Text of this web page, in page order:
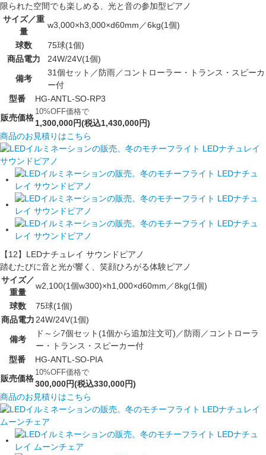
限られた空間でも楽しめる、光と音の参加型ピアノ
サイズ／重
量
w3,000×h3,000×d60mm／6kg(1個)
球数
75球(1個)
商品電力
24W/24V(1個)
備考
31個セット／防雨／コントローラー・トランス・スピーカ
ー付
型番
HG-ANTL-SO-RP3
販売価格
10%OFF価格で
1,300,000円(税込1,430,000円)
商品のお見積りはこちら
【12】LEDナチュレイ サウンドピアノ
踏むたびに音と光が響く、笑顔ひろがる体験ピアノ
サイズ／
重量
w2,100(1個w300)×h1,000×d60mm／8kg(1個)
球数
75球(1個)
商品電力 24W/24V(1個)
備考
ド～シ7個セット(1個から追加注文可)／防雨／コントローラ
ー・トランス・スピーカー付
型番
HG-ANTL-SO-PIA
販売価格
10%OFF価格で
300,000円(税込330,000円)
商品のお見積りはこちら